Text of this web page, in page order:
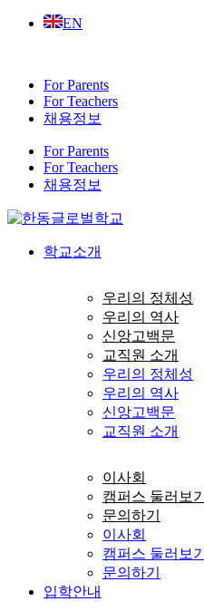
Skip
EN
For Parents
For Teachers
채용정보
For Parents
For Teachers
채용정보
학교소개
우리의 정체성
우리의 역사
신앙고백문
교직원 소개
우리의 정체성
우리의 역사
신앙고백문
교직원 소개
이사회
캠퍼스 둘러보기
문의하기
이사회
캠퍼스 둘러보기
문의하기
입학안내